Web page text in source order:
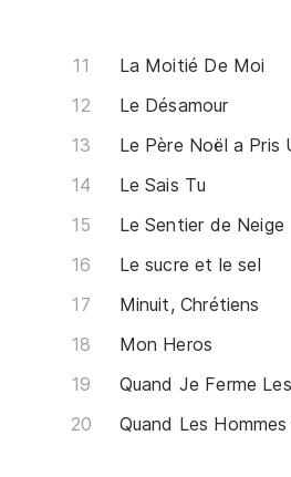
La Moitié De Moi
Le Désamour
Le Père Noël a Pris
Le Sais Tu
Le Sentier de Neige
Le sucre et le sel
Minuit, Chrétiens
Mon Heros
Quand Je Ferme